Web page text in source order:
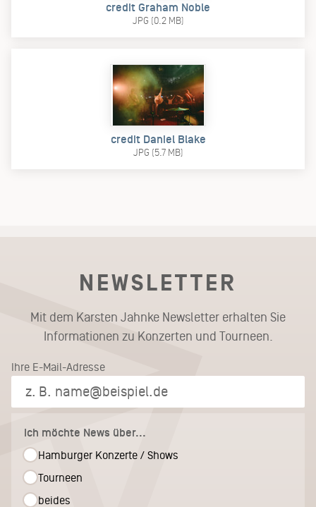
credit Graham Noble
JPG (0.2 MB)
credit Daniel Blake
JPG (5.7 MB)
NEWSLETTER
Mit dem Karsten Jahnke Newsletter erhalten Sie
Informationen zu Konzerten und Tourneen.
Ihre E-Mail-Adresse
Ich möchte News über...
Hamburger Konzerte / Shows
Tourneen
beides